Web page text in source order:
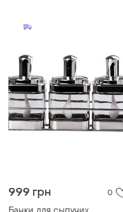
999 грн 0